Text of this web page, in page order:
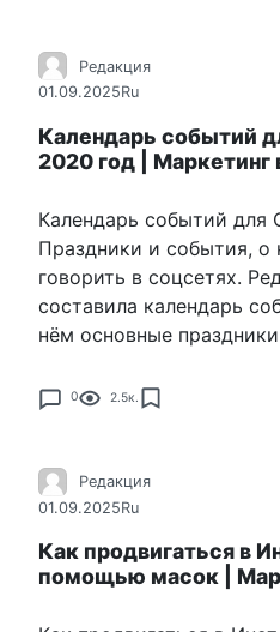
Редакция
01.09.2025Ru
Календарь событий
2020 год | Маркетинг
Календарь событий
Праздники и события, о
говорить в соцсетях.
составила календарь
нём основные
0 2.5к.
Редакция
01.09.2025Ru
Как продвигаться в
помощью масок |